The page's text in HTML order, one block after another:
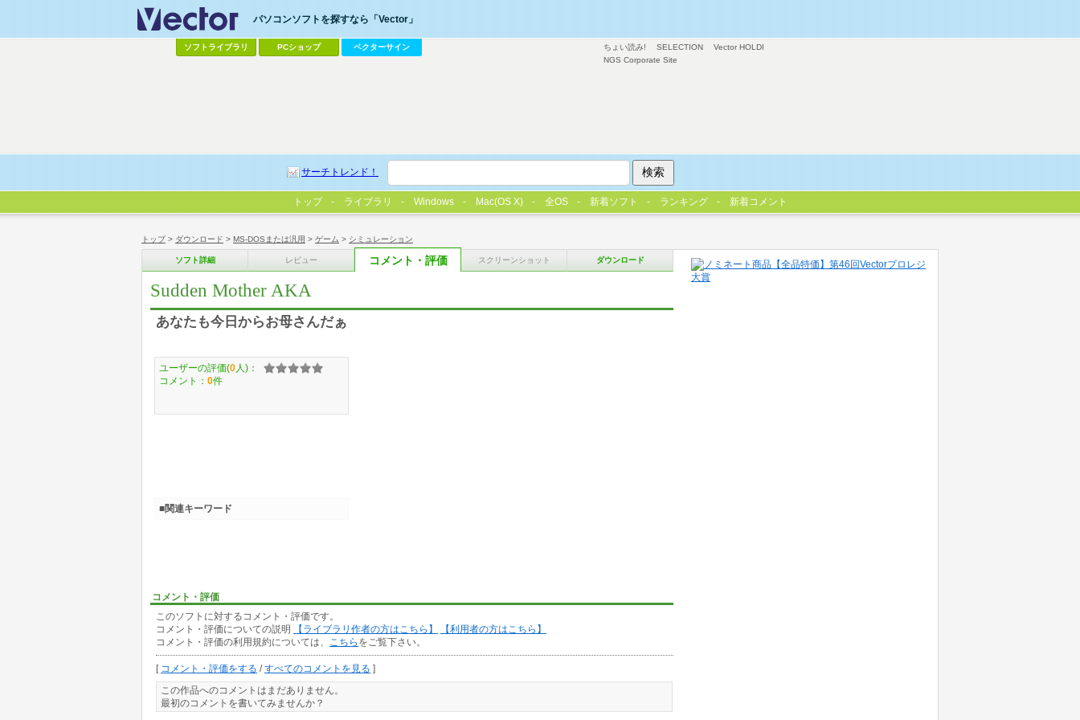
トップ> ダウンロード > MS-DOSまたは汎用 > ゲーム > シミュレーション
ソフト詳細 レビュー コメント・評価 スクリーンショット ダウンロード
Sudden Mother AKA
あなたも今日からお母さんだぁ
コメント・評価
このソフトに対するコメント・評価です。
コメント・評価についての説明
【ライブラリ作者の方はこちら】
【利用者の方はこちら】
コメント・評価の利用規約については、
こちら をご覧下さい。
[ コメント・評価をする /すべてのコメントを見る ]
この作品へのコメントはまだありません。
最初のコメントを書いてみませんか？
ユーザーの評価(0 人)：
コメント： 0件
■関連キーワード
ちょい読み! SELECTION
Vector HOLDI
NGS Corporate Site
パソコンソフトを探すなら「Vector」
ソフトライブラリ PCショップ ベクターサイン
サーチトレンド！
トップ ライブラリ Windows Mac(OS X) 全OS 新着ソフト ランキング 新着コメント